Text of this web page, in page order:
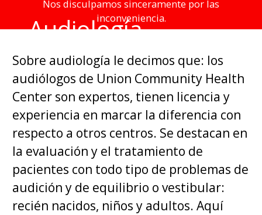
Nos disculpamos sinceramente por las
inconveniencia.
Audiología
Sobre audiología le decimos que: los
audiólogos de Union Community Health
Center son expertos, tienen licencia y
experiencia en marcar la diferencia con
respecto a otros centros. Se destacan en
la evaluación y el tratamiento de
pacientes con todo tipo de problemas de
audición y de equilibrio o vestibular:
recién nacidos, niños y adultos. Aquí